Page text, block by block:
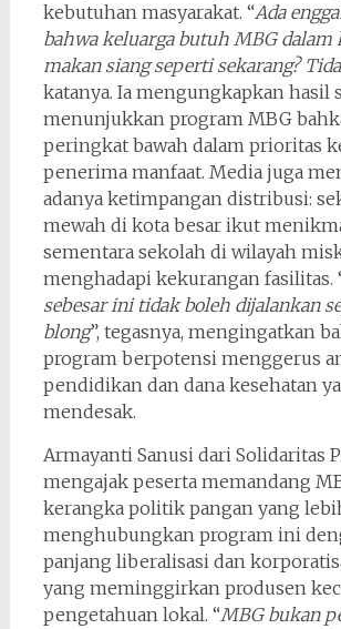
kebutuhan masyarakat. “Ada
bahwa keluarga butuh MBG dalam
makan siang seperti sekarang?
katanya. Ia mengungkapkan hasil
menunjukkan program MBG
peringkat bawah dalam prioritas
penerima manfaat. Media juga
adanya ketimpangan distribusi:
mewah di kota besar ikut
sementara sekolah di wilayah
menghadapi kekurangan fasilitas.
sebesar ini tidak boleh dijalankan
blong”, tegasnya, mengingatkan
program berpotensi menggerus
pendidikan dan dana kesehatan
mendesak.
Armayanti Sanusi dari Solidaritas
mengajak peserta memandang
kerangka politik pangan yang
menghubungkan program ini
panjang liberalisasi dan
yang meminggirkan produsen
pengetahuan lokal. “MBG bukan